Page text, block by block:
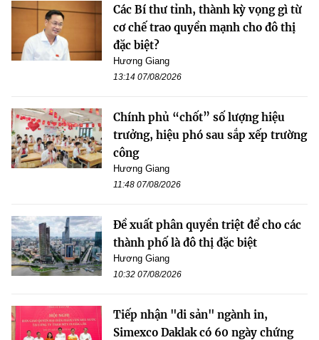
Các Bí thư tỉnh, thành kỳ vọng gì từ
cơ chế trao quyền mạnh cho đô thị
đặc biệt?
Hương Giang
13:14 07/08/2026
Chính phủ “chốt” số lượng hiệu
trưởng, hiệu phó sau sắp xếp trường
công
Hương Giang
11:48 07/08/2026
Đề xuất phân quyền triệt để cho các
thành phố là đô thị đặc biệt
Hương Giang
10:32 07/08/2026
Tiếp nhận "di sản" ngành in,
Simexco Daklak có 60 ngày chứng